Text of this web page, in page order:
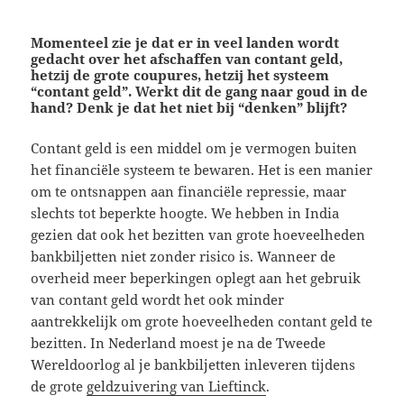
Momenteel zie je dat er in veel landen wordt
gedacht over het afschaffen van contant geld,
hetzij de grote coupures, hetzij het systeem
“contant geld”. Werkt dit de gang naar goud in de
hand? Denk je dat het niet bij “denken” blijft?
Contant geld is een middel om je vermogen buiten
het financiële systeem te bewaren. Het is een manier
om te ontsnappen aan financiële repressie, maar
slechts tot beperkte hoogte. We hebben in India
gezien dat ook het bezitten van grote hoeveelheden
bankbiljetten niet zonder risico is. Wanneer de
overheid meer beperkingen oplegt aan het gebruik
van contant geld wordt het ook minder
aantrekkelijk om grote hoeveelheden contant geld te
bezitten. In Nederland moest je na de Tweede
Wereldoorlog al je bankbiljetten inleveren tijdens
de grote geldzuivering van Lieftinck.